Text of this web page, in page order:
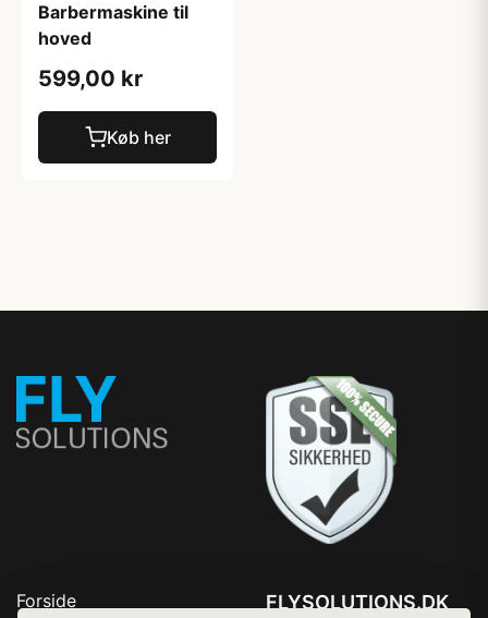
Barbermaskine til
hoved
599,00 kr
Køb her
Forside
FLYSOLUTIONS.DK